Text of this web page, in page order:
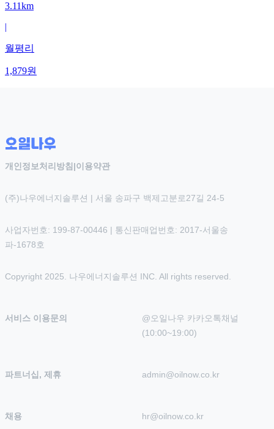
3.11km
|
월평리
1,879원
개인정보처리방침 |이용약관
(주)나우에너지솔루션 | 서울 송파구 백제고분로27길 24-5
사업자번호: 199-87-00446 | 통신판매업번호: 2017-서울송
파-1678호
Copyright 2025. 나우에너지솔루션 INC. All rights reserved.
서비스 이용문의
@오일나우 카카오톡채널
(10:00~19:00)
파트너십, 제휴 admin@oilnow.co.kr
채용 hr@oilnow.co.kr